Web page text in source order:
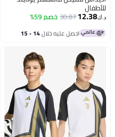
للأطفال
د.ك‏12.38
30.87خصم 59%
احصل عليه خلال 14 - 15